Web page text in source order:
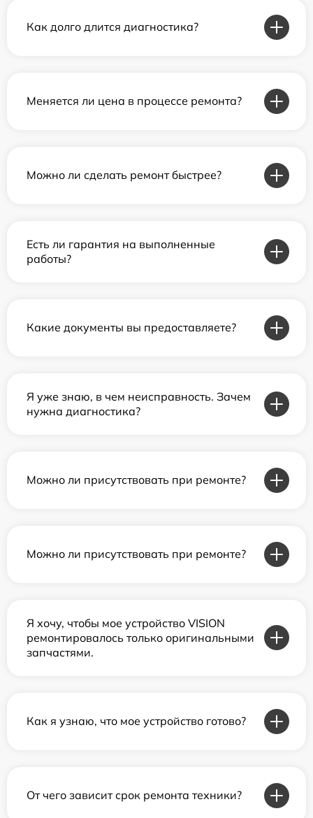
Как долго длится диагностика?
Меняется ли цена в процессе ремонта?
Можно ли сделать ремонт быстрее?
Есть ли гарантия на выполненные
работы?
Какие документы вы предоставляете?
Я уже знаю, в чем неисправность. Зачем
нужна диагностика?
Можно ли присутствовать при ремонте?
Можно ли присутствовать при ремонте?
Я хочу, чтобы мое устройство VISION
ремонтировалось только оригинальными
запчастями.
Как я узнаю, что мое устройство готово?
От чего зависит срок ремонта техники?